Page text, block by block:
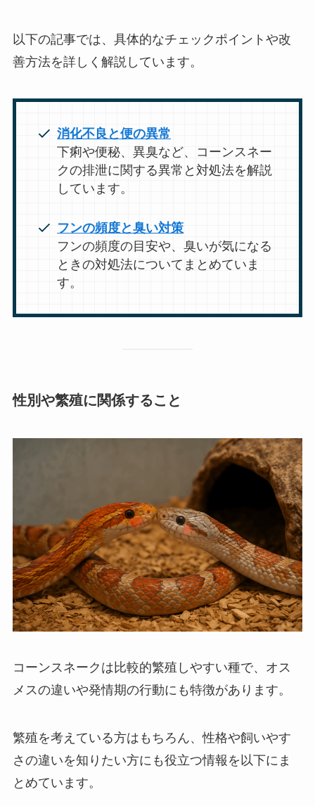
以下の記事では、具体的なチェックポイントや改
善方法を詳しく解説しています。
消化不良と便の異常
下痢や便秘、異臭など、コーンスネー
クの排泄に関する異常と対処法を解説
しています。
フンの頻度と臭い対策
フンの頻度の目安や、臭いが気になる
ときの対処法についてまとめていま
す。
性別や繁殖に関係すること
コーンスネークは比較的繁殖しやすい種で、オス
メスの違いや発情期の行動にも特徴があります。
繁殖を考えている方はもちろん、性格や飼いやす
さの違いを知りたい方にも役立つ情報を以下にま
とめています。